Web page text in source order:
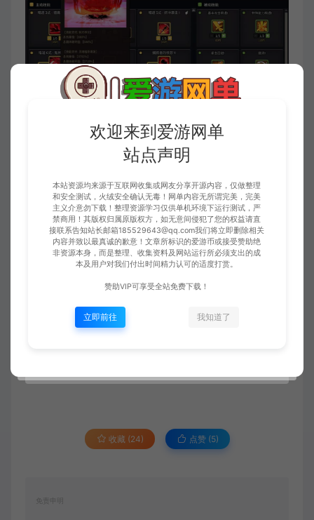
此资源仅限VIP下载，请先
该内容为数字化虚拟物品，购买后获取连接可转存复
收藏 (24) 点赞 (5)
免责申明
欢迎来到爱游网单
站点声明
本站资源均来源于互联网收集或网友分享开源内容，仅做整理
和安全测试，火绒安全确认无毒！网单内容无所谓完美，完美
主义介意勿下载！整理资源学习仅供单机环境下运行测试，严
禁商用！其版权归属原版权方，如无意间侵犯了您的权益请直
接联系告知站长邮箱185529643@qq.com我们将立即删除相关
内容并致以最真诚的歉意！文章所标识的爱游币或接受赞助绝
非资源本身，而是整理、收集资料及网站运行所必须支出的成
本及用户对我们付出时间精力认可的适度打赏。
赞助VIP可享受全站免费下载！
立即前往 我知道了